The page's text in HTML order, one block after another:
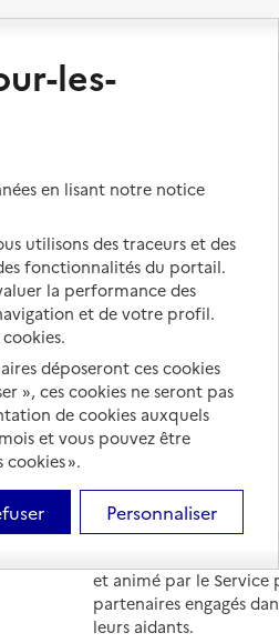
avec
Les différents
Préparer l'entrée en
Aides financières en
Prévention,
Comprendre les prix en
EHPAD
Droits en EHPAD
Fin de vie en EHPAD
Portail national
et de leurs proches,
et animé par le
partenaires engagés
leurs aidants.
les-
en lisant notre notice
utilisons des traceurs et des
fonctionnalités du portail.
la performance des
et de votre profil.
déposeront ces cookies
», ces cookies ne seront pas
de cookies auxquels
et vous pouvez être
».
Personnaliser